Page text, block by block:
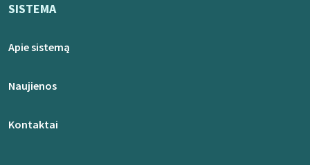
SISTEMA
Apie sistemą
Naujienos
Kontaktai